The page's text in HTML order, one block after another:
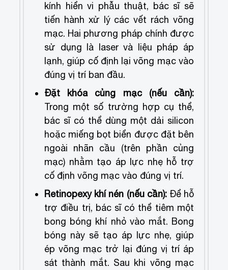
kính hiển vi phẫu thuật, bác sĩ sẽ
tiến hành xử lý các vết rách võng
mạc. Hai phương pháp chính được
sử dụng là laser và liệu pháp áp
lạnh, giúp cố định lại võng mạc vào
đúng vị trí ban đầu.
Đặt khóa củng mạc (nếu cần):
Trong một số trường hợp cụ thể,
bác sĩ có thể dùng một dải silicon
hoặc miếng bọt biển được đặt bên
ngoài nhãn cầu (trên phần củng
mạc) nhằm tạo áp lực nhẹ hỗ trợ
cố định võng mạc vào đúng vị trí.
Retinopexy khí nén (nếu cần): Để hỗ
trợ điều trị, bác sĩ có thể tiêm một
bong bóng khí nhỏ vào mắt. Bong
bóng này sẽ tạo áp lực nhẹ, giúp
ép võng mạc trở lại đúng vị trí áp
sát thành mắt. Sau khi võng mạc